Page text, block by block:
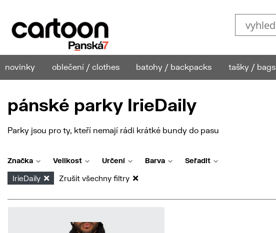
novinky oblečení / clothes batohy / backpacks tašky / bags
pánské parky IrieDaily
Parky jsou pro ty, kteří nemají rádi krátké bundy do pasu
Značka Velikost Určení Barva Seřadit
IrieDaily Zrušit všechny filtry